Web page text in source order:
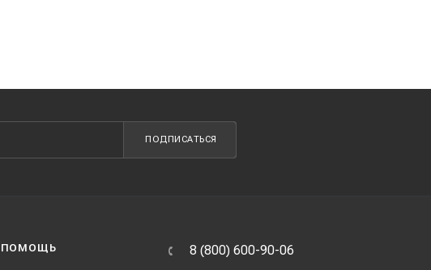
ПОДПИСАТЬСЯ
ПОМОЩЬ 8 (800) 600-90-06